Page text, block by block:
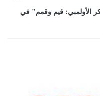
الأولمبي: قيم وقمم" في